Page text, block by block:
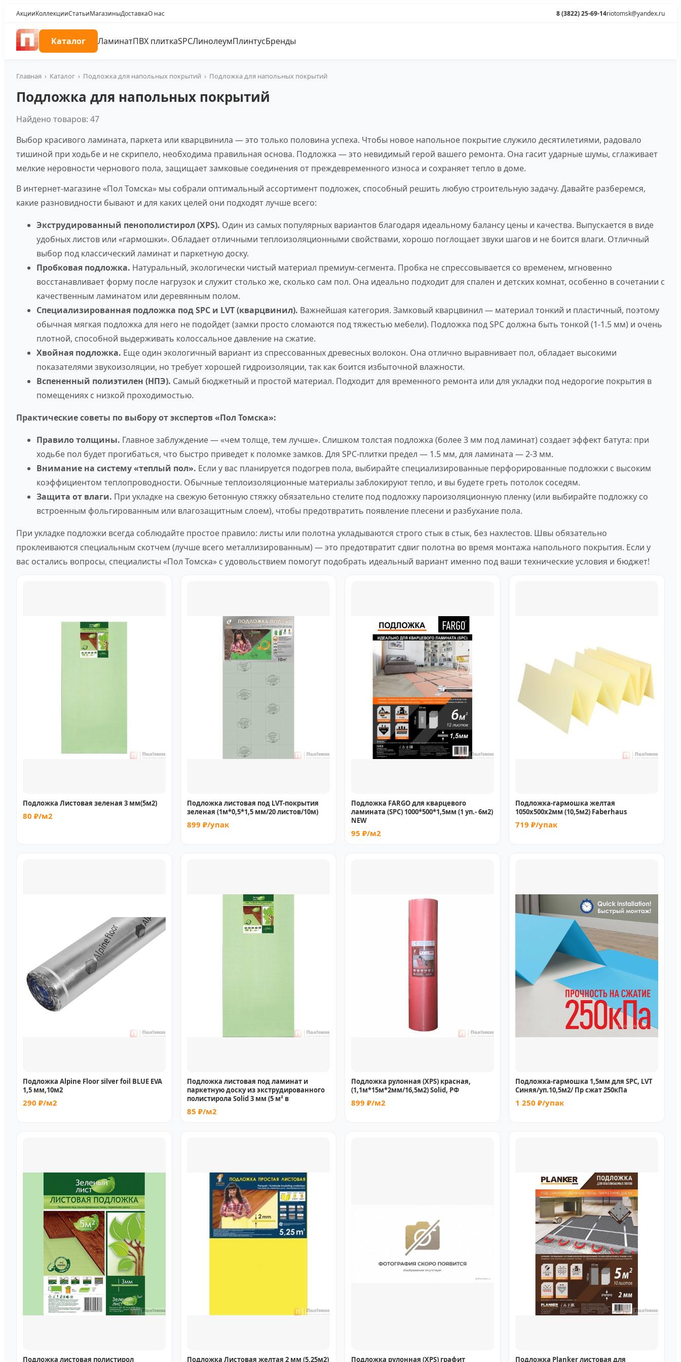
АкцииКоллекцииСтатьиМагазиныДоставкаО нас 8 (3822) 25-69-14riotomsk@yandex.ru
Каталог ЛаминатПВХ плиткаSPCЛинолеумПлинтусБренды
Главная › Каталог › Подложка для напольных покрытий › Подложка для напольных покрытий
Подложка для напольных покрытий
Найдено товаров: 47
Выбор красивого ламината, паркета или кварцвинила — это только половина успеха. Чтобы новое напольное покрытие служило десятилетиями, радовало
тишиной при ходьбе и не скрипело, необходима правильная основа. Подложка — это невидимый герой вашего ремонта. Она гасит ударные шумы, сглаживает
мелкие неровности чернового пола, защищает замковые соединения от преждевременного износа и сохраняет тепло в доме.
В интернет-магазине «Пол Томска» мы собрали оптимальный ассортимент подложек, способный решить любую строительную задачу. Давайте разберемся,
какие разновидности бывают и для каких целей они подходят лучше всего:
Экструдированный пенополистирол (XPS). Один из самых популярных вариантов благодаря идеальному балансу цены и качества. Выпускается в виде
удобных листов или «гармошки». Обладает отличными теплоизоляционными свойствами, хорошо поглощает звуки шагов и не боится влаги. Отличный
выбор под классический ламинат и паркетную доску.
Пробковая подложка. Натуральный, экологически чистый материал премиум-сегмента. Пробка не спрессовывается со временем, мгновенно
восстанавливает форму после нагрузок и служит столько же, сколько сам пол. Она идеально подходит для спален и детских комнат, особенно в сочетании с
качественным ламинатом или деревянным полом.
Специализированная подложка под SPC и LVT (кварцвинил). Важнейшая категория. Замковый кварцвинил — материал тонкий и пластичный, поэтому
обычная мягкая подложка для него не подойдет (замки просто сломаются под тяжестью мебели). Подложка под SPC должна быть тонкой (1-1.5 мм) и очень
плотной, способной выдерживать колоссальное давление на сжатие.
Хвойная подложка. Еще один экологичный вариант из спрессованных древесных волокон. Она отлично выравнивает пол, обладает высокими
показателями звукоизоляции, но требует хорошей гидроизоляции, так как боится избыточной влажности.
Вспененный полиэтилен (НПЭ). Самый бюджетный и простой материал. Подходит для временного ремонта или для укладки под недорогие покрытия в
помещениях с низкой проходимостью.
Практические советы по выбору от экспертов «Пол Томска»:
Правило толщины. Главное заблуждение — «чем толще, тем лучше». Слишком толстая подложка (более 3 мм под ламинат) создает эффект батута: при
ходьбе пол будет прогибаться, что быстро приведет к поломке замков. Для SPC-плитки предел — 1.5 мм, для ламината — 2-3 мм.
Внимание на систему «теплый пол». Если у вас планируется подогрев пола, выбирайте специализированные перфорированные подложки с высоким
коэффициентом теплопроводности. Обычные теплоизоляционные материалы заблокируют тепло, и вы будете греть потолок соседям.
Защита от влаги. При укладке на свежую бетонную стяжку обязательно стелите под подложку пароизоляционную пленку (или выбирайте подложку со
встроенным фольгированным или влагозащитным слоем), чтобы предотвратить появление плесени и разбухание пола.
При укладке подложки всегда соблюдайте простое правило: листы или полотна укладываются строго стык в стык, без нахлестов. Швы обязательно
проклеиваются специальным скотчем (лучше всего металлизированным) — это предотвратит сдвиг полотна во время монтажа напольного покрытия. Если у
вас остались вопросы, специалисты «Пол Томска» с удовольствием помогут подобрать идеальный вариант именно под ваши технические условия и бюджет!
Подложка Листовая зеленая 3 мм(5м2)
80 ₽/м2
Подложка листовая под LVT-покрытия
зеленая (1м*0,5*1,5 мм/20 листов/10м)
899 ₽/упак
Подложка FARGO для кварцевого
ламината (SPC) 1000*500*1,5мм (1 уп.- 6м2)
NEW
95 ₽/м2
Подложка-гармошка желтая
1050х500х2мм (10,5м2) Faberhaus
719 ₽/упак
Подложка Alpine Floor silver foil BLUE EVA
1,5 мм,10м2
290 ₽/м2
Подложка листовая под ламинат и
паркетную доску из экструдированного
полистирола Solid 3 мм (5 м² в
85 ₽/м2
Подложка рулонная (XPS) красная,
(1,1м*15м*2мм/16,5м2) Solid, РФ
899 ₽/м2
Подложка-гармошка 1,5мм для SPC, LVT
Синяя/уп.10,5м2/ Пр сжат 250кПа
1 250 ₽/упак
Подложка листовая полистирол Подложка Листовая желтая 2 мм (5,25м2) Подложка рулонная (XPS) графит Подложка Planker листовая для